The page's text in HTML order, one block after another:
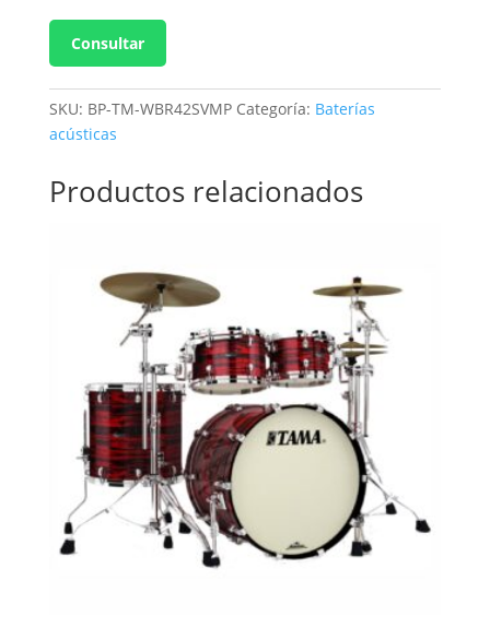
Consultar
SKU: BP-TM-WBR42SVMP Categoría: Baterías
acústicas
Productos relacionados